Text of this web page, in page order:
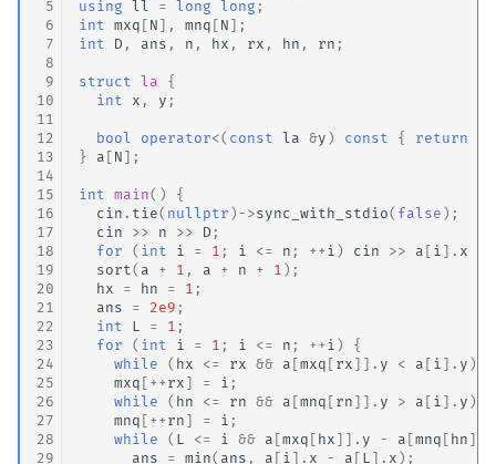
5
6
7
8
9
10
11
12
13
14
15
16
17
18
19
20
21
22
23
24
25
26
27
28
29
using
ll = long long ;
int
mxq [ N ], mnq [ N ];
int
D , ans , n , hx , rx , hn , rn ;
struct la
{
int
x , y ;
bool operator<( const la &y ) const { return
}
a [ N ];
int main()
{
cin . tie( nullptr ) ->sync_with_stdio( false );
cin
>> n >> D ;
for
( int i = 1 ; i <= n ; ++ i ) cin >> a [ i ]. x
sort ( a + 1 , a + n + 1 );
hx
= hn = 1 ;
ans
= 2e9 ;
int
L = 1 ;
for
( int i = 1 ; i <= n ; ++ i )
{
while
( hx <= rx && a [mxq [ rx ]]. y < a [ i ]. y )
mxq [ ++ rx ] = i ;
while
( hn <= rn && a [mnq [ rn ]]. y > a [ i ]. y )
mnq [ ++ rn ] = i ;
while
( L <= i && a [mxq [ hx ]]. y - a [mnq [ hn ]].
ans
= min( ans , a [ i ]. x - a [ L ]. x );